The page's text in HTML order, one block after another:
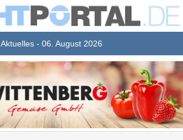
Aktuelles - 06. August 2026